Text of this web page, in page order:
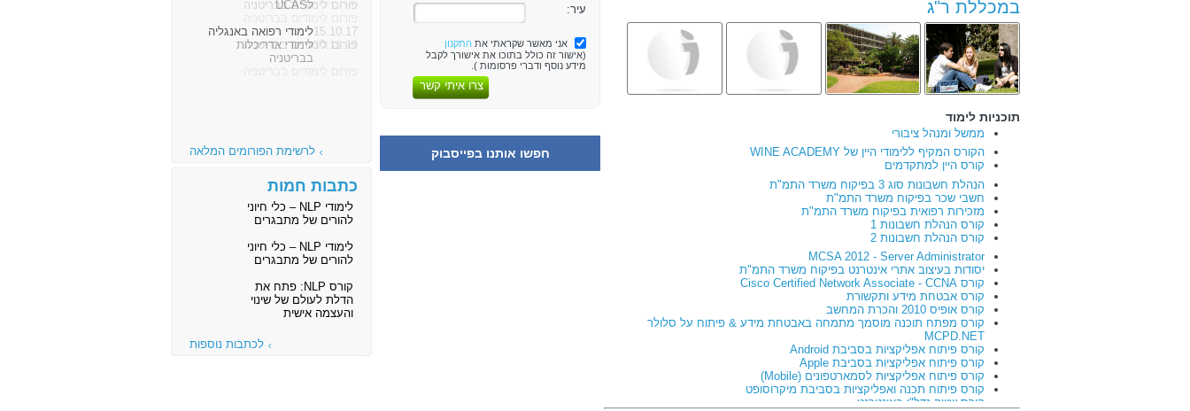
עיר:
אני מאשר שקראתי את התקנון
(אישור זה כולל בתוכו את אישורך לקבל
מידע נוסף ודברי פרסומות ).
צרו איתי קשר
חפשו אותנו בפייסבוק
במכללת ר"ג
תוכניות לימוד
ממשל ומנהל ציבורי
הקורס המקיף ללימודי היין של WINE ACADEMY
קורס היין למתקדמים
הנהלת חשבונות סוג 3 בפיקוח משרד התמ"ת
חשבי שכר בפיקוח משרד התמ"ת
מזכירות רפואית בפיקוח משרד התמ"ת
קורס הנהלת חשבונות 1
קורס הנהלת חשבונות 2
MCSA 2012 - Server Administrator
יסודות בעיצוב אתרי אינטרנט בפיקוח משרד התמ"ת
קורס Cisco Certified Network Associate - CCNA
קורס אבטחת מידע ותקשורת
קורס אופיס 2010 והכרת המחשב
קורס מפתח תוכנה מוסמך מתמחה באבטחת מידע & פיתוח על סלולר
MCPD.NET
קורס פיתוח אפליקציות בסביבת Android
קורס פיתוח אפליקציות בסביבת Apple
קורס פיתוח אפליקציות לסמארטפונים (Mobile)
קורס פיתוח תכנה ואפליקציות בסביבת מיקרוסופט
קורס שיווק נדל"ן באינטרנט
פורום לימודים בבריטניה
15.10.17לימודי רפואה באנגליה
פורום לימודים בבריטניה
לרשימת הפורומים המלאה
כתבות חמות
לימודי NLP – כלי חיוני
להורים של מתבגרים
לימודי NLP – כלי חיוני
להורים של מתבגרים
קורס NLP: פתח את
הדלת לעולם של שינוי
והעצמה אישית
לכתבות נוספות